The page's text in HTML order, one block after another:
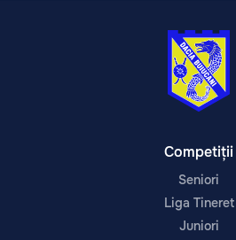
Competiții
Seniori
Liga Tineret
Juniori